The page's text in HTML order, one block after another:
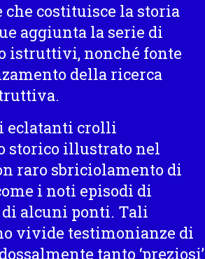
costituisce la storia
aggiunta la serie di
istruttivi, nonché fonte
della ricerca
eclatanti crolli
storico illustrato nel
raro sbriciolamento di
i noti episodi di
di alcuni ponti. Tali
vivide testimonianze di
tanto ‘preziosi’